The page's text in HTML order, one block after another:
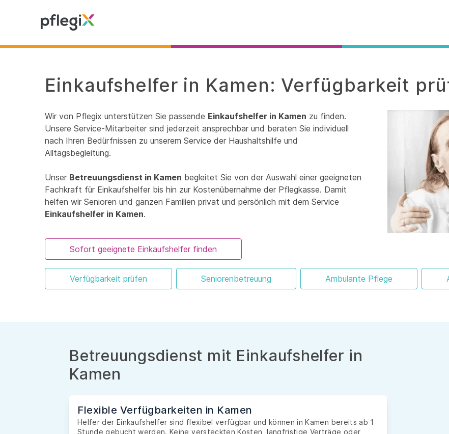
Einkaufshelfer in Kamen: Verfügbarkeit
Wir von Pflegix unterstützen Sie passende Einkaufshelfer in Kamen zu finden.
Unsere Service-Mitarbeiter sind jederzeit ansprechbar und beraten Sie individuell
nach Ihren Bedürfnissen zu unserem Service der Haushaltshilfe und
Alltagsbegleitung.
Unser Betreuungsdienst in Kamen begleitet Sie von der Auswahl einer geeigneten
Fachkraft für Einkaufshelfer bis hin zur Kostenübernahme der Pflegkasse. Damit
helfen wir Senioren und ganzen Familien privat und persönlich mit dem Service
Einkaufshelfer in Kamen.
Sofort geeignete Einkaufshelfer finden
Verfügbarkeit prüfen Seniorenbetreuung Ambulante Pflege
Betreuungsdienst mit Einkaufshelfer in
Kamen
Flexible Verfügbarkeiten in Kamen
Helfer der Einkaufshelfer sind flexibel verfügbar und können in Kamen bereits ab 1
Stunde gebucht werden. Keine versteckten Kosten, langfristige Verträge oder